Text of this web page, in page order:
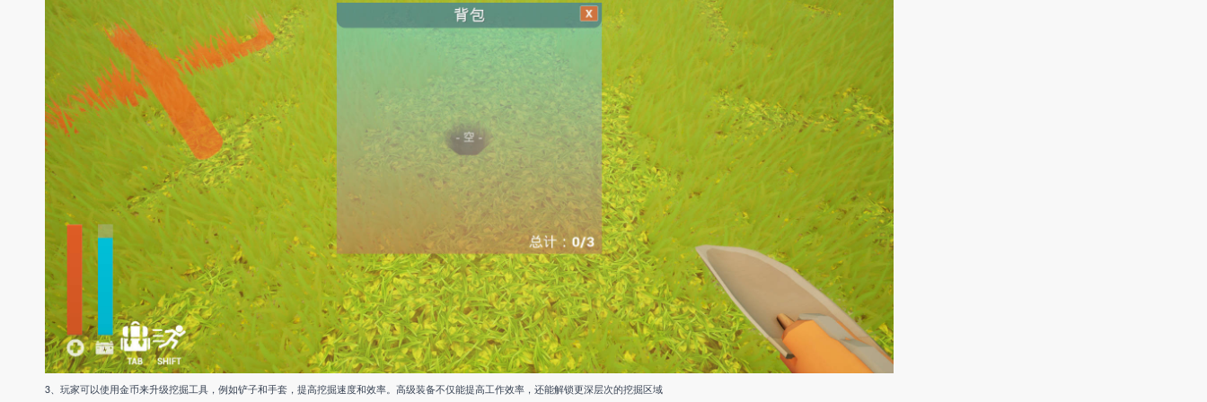
3、玩家可以使用金币来升级挖掘工具，例如铲子和手套，提高挖掘速度和效率。高级装备不仅能提高工作效率，还能解锁更深层次的挖掘区域